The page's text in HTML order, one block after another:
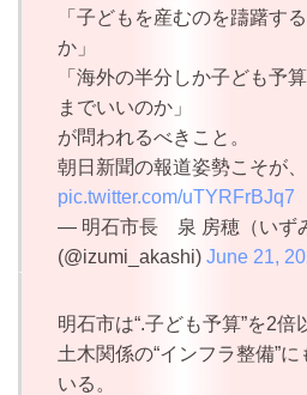
「子どもを産むのを躊躇す
か」
「海外の半分しか子ども予
までいいのか」
が問われるべきこと。
朝日新聞の報道姿勢こそが
pic.twitter.com/uTYRFrBJq7
— 明石市長 泉 房穂（いず
(@izumi_akashi) June 21,
明石市は“.子ども予算”を2
土木関係の“インフラ整備”
いる。